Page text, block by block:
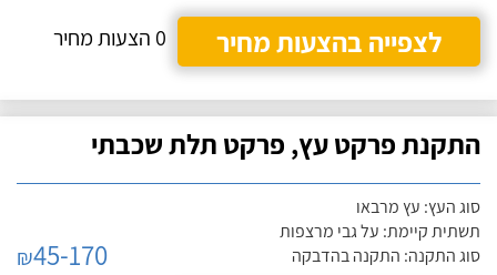
לצפייה בהצעות מחיר
0 הצעות מחיר
התקנת פרקט עץ, פרקט תלת שכבתי
סוג העץ: עץ מרבאו
תשתית קיימת: על גבי מרצפות
סוג התקנה: התקנה בהדבקה
₪45-170